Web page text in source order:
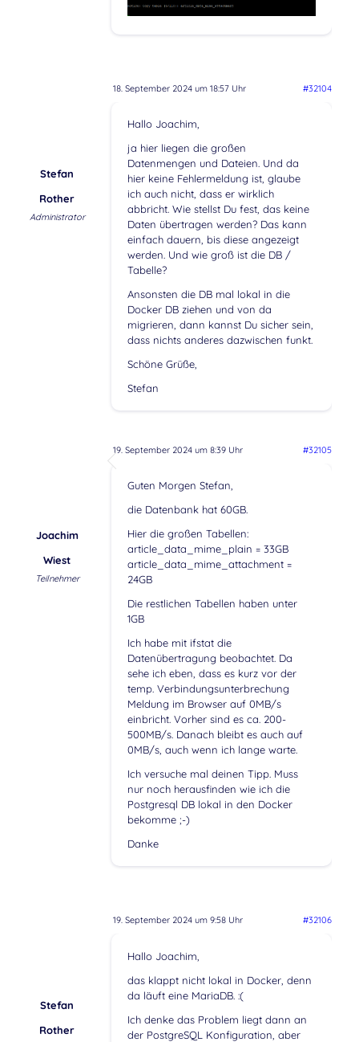
18. September 2024 um 18:57 Uhr #32104
Stefan
Rother
Administrator
Hallo Joachim,
ja hier liegen die großen
Datenmengen und Dateien. Und da
hier keine Fehlermeldung ist, glaube
ich auch nicht, dass er wirklich
abbricht. Wie stellst Du fest, das keine
Daten übertragen werden? Das kann
einfach dauern, bis diese angezeigt
werden. Und wie groß ist die DB /
Tabelle?
Ansonsten die DB mal lokal in die
Docker DB ziehen und von da
migrieren, dann kannst Du sicher sein,
dass nichts anderes dazwischen funkt.
Schöne Grüße,
Stefan
19. September 2024 um 8:39 Uhr #32105
Joachim
Wiest
Teilnehmer
Guten Morgen Stefan,
die Datenbank hat 60GB.
Hier die großen Tabellen:
article_data_mime_plain = 33GB
article_data_mime_attachment =
24GB
Die restlichen Tabellen haben unter
1GB
Ich habe mit ifstat die
Datenübertragung beobachtet. Da
sehe ich eben, dass es kurz vor der
temp. Verbindungsunterbrechung
Meldung im Browser auf 0MB/s
einbricht. Vorher sind es ca. 200-
500MB/s. Danach bleibt es auch auf
0MB/s, auch wenn ich lange warte.
Ich versuche mal deinen Tipp. Muss
nur noch herausfinden wie ich die
Postgresql DB lokal in den Docker
bekomme ;-)
Danke
19. September 2024 um 9:58 Uhr #32106
Stefan
Rother
Hallo Joachim,
das klappt nicht lokal in Docker, denn
da läuft eine MariaDB. :(
Ich denke das Problem liegt dann an
der PostgreSQL Konfiguration, aber